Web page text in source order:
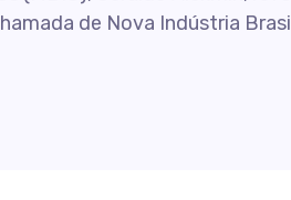
de Nova Indústria